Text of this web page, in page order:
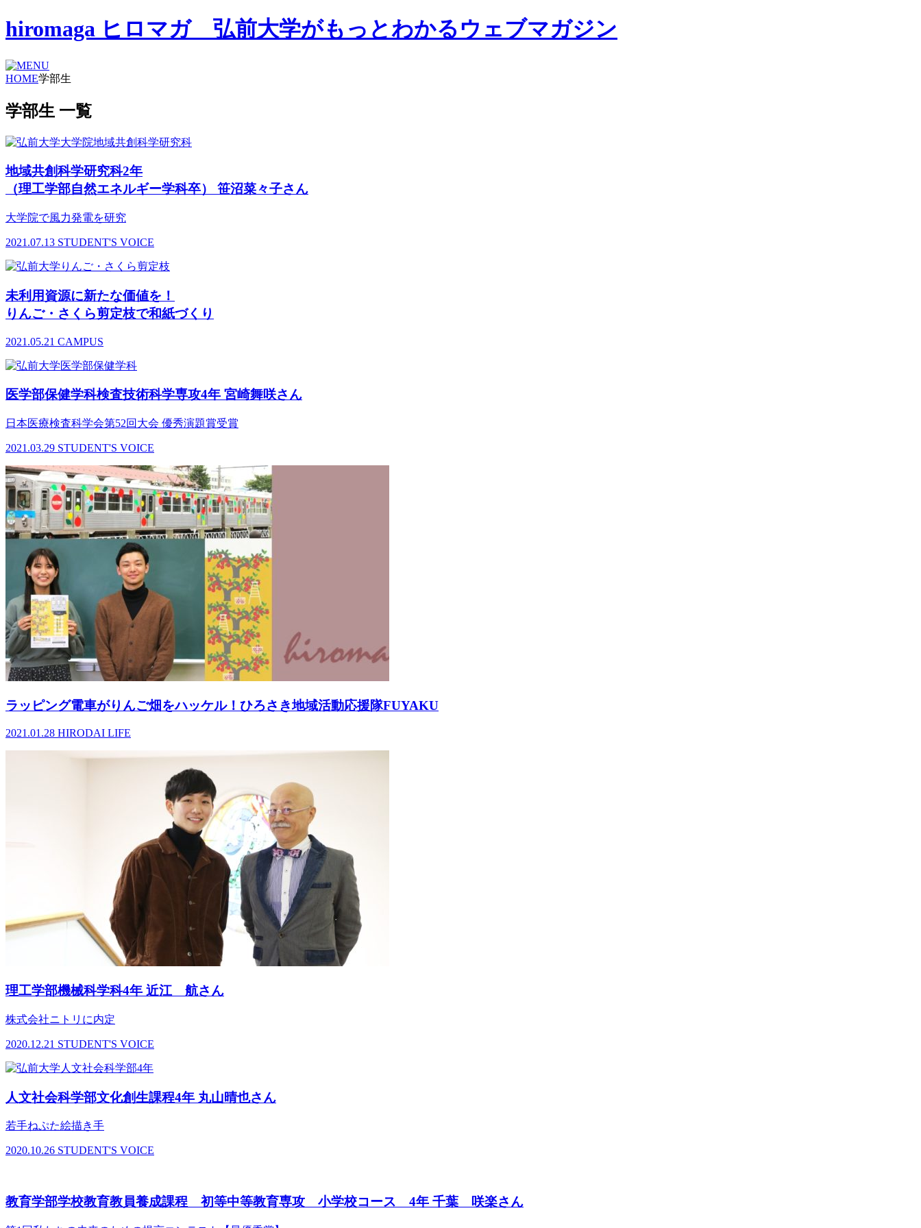
hiromaga ヒロマガ 弘前大学がもっとわかるウェブマガジン
HOME学部生
学部生 一覧
地域共創科学研究科2年
（理工学部自然エネルギー学科卒） 笹沼菜々子さん
大学院で風力発電を研究
2021.07.13 STUDENT'S VOICE
未利用資源に新たな価値を！
りんご・さくら剪定枝で和紙づくり
2021.05.21 CAMPUS
医学部保健学科検査技術科学専攻4年 宮崎舞咲さん
日本医療検査科学会第52回大会 優秀演題賞受賞
2021.03.29 STUDENT'S VOICE
ラッピング電車がりんご畑をハッケル！ひろさき地域活動応援隊FUYAKU
2021.01.28 HIRODAI LIFE
理工学部機械科学科4年 近江 航さん
株式会社ニトリに内定
2020.12.21 STUDENT'S VOICE
人文社会科学部文化創生課程4年 丸山晴也さん
若手ねぷた絵描き手
2020.10.26 STUDENT'S VOICE
教育学部学校教育教員養成課程 初等中等教育専攻 小学校コース 4年 千葉 咲楽さん